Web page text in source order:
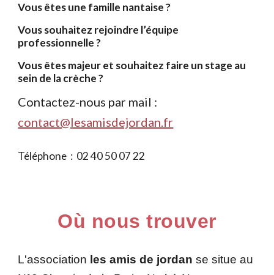
Vous êtes une famille nantaise ?
Vous souhaitez rejoindre l’équipe
professionnelle ?
Vous êtes majeur et souhaitez faire un stage au
sein de la crèche ?
Contactez-nous par mail :
contact@lesamisdejordan.fr
Téléphone : 02 40 50 07 22
Où nous trouver
L'association les amis de jordan se situe au